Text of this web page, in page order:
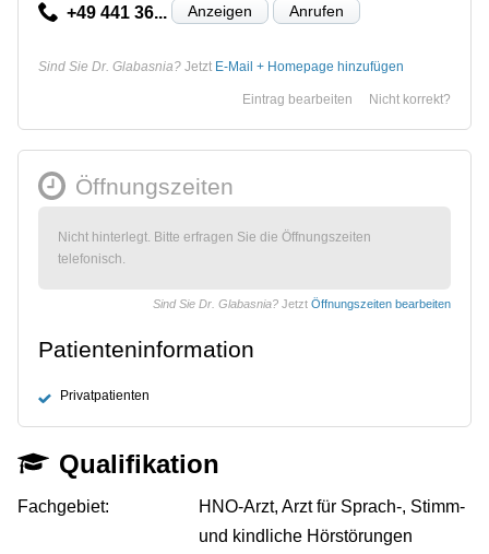
+49 441 36... Anzeigen Anrufen
Sind Sie Dr. Glabasnia? Jetzt E-Mail + Homepage hinzufügen
Nicht korrekt?
Eintrag bearbeiten
Öffnungszeiten
Nicht hinterlegt. Bitte erfragen Sie die Öffnungszeiten
telefonisch.
Sind Sie Dr. Glabasnia? Jetzt Öffnungszeiten bearbeiten
Patienteninformation
Privatpatienten
Qualifikation
Fachgebiet:
HNO-Arzt, Arzt für Sprach-, Stimm-
und kindliche Hörstörungen